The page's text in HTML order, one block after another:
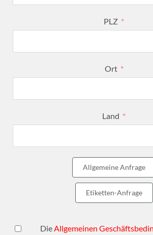
PLZ
Ort
Land
Allgemeine Anfrage
Etiketten-Anfrage
DieAllgemeinen